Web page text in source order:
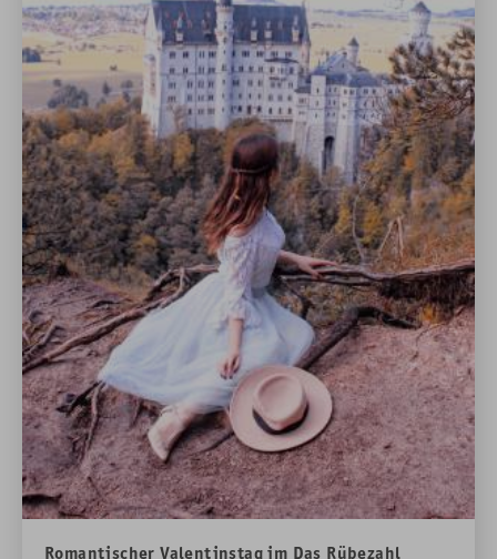
Romantischer Valentinstag im Das Rübezahl